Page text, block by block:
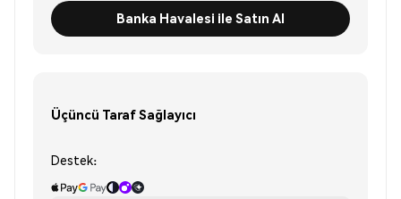
Banka Havalesi ile Satın Al
Üçüncü Taraf Sağlayıcı
Destek: